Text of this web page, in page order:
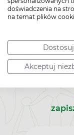
doświadczenia na
na temat plików
Dostosuj
Akceptuj